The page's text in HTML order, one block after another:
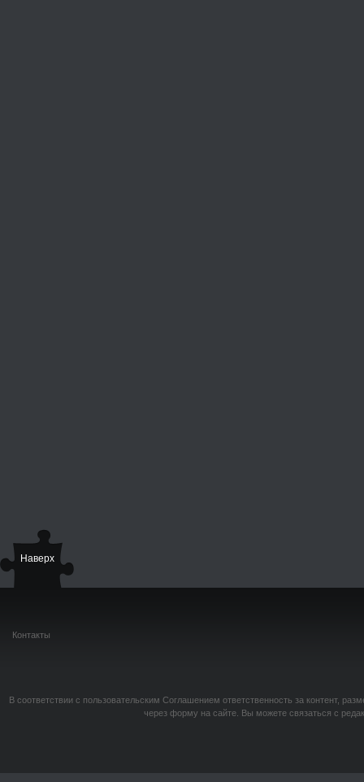
Наверх
Контакты
В соответствии с пользовательским Соглашением ответственность за контент,
через форму на сайте. Вы можете связаться с